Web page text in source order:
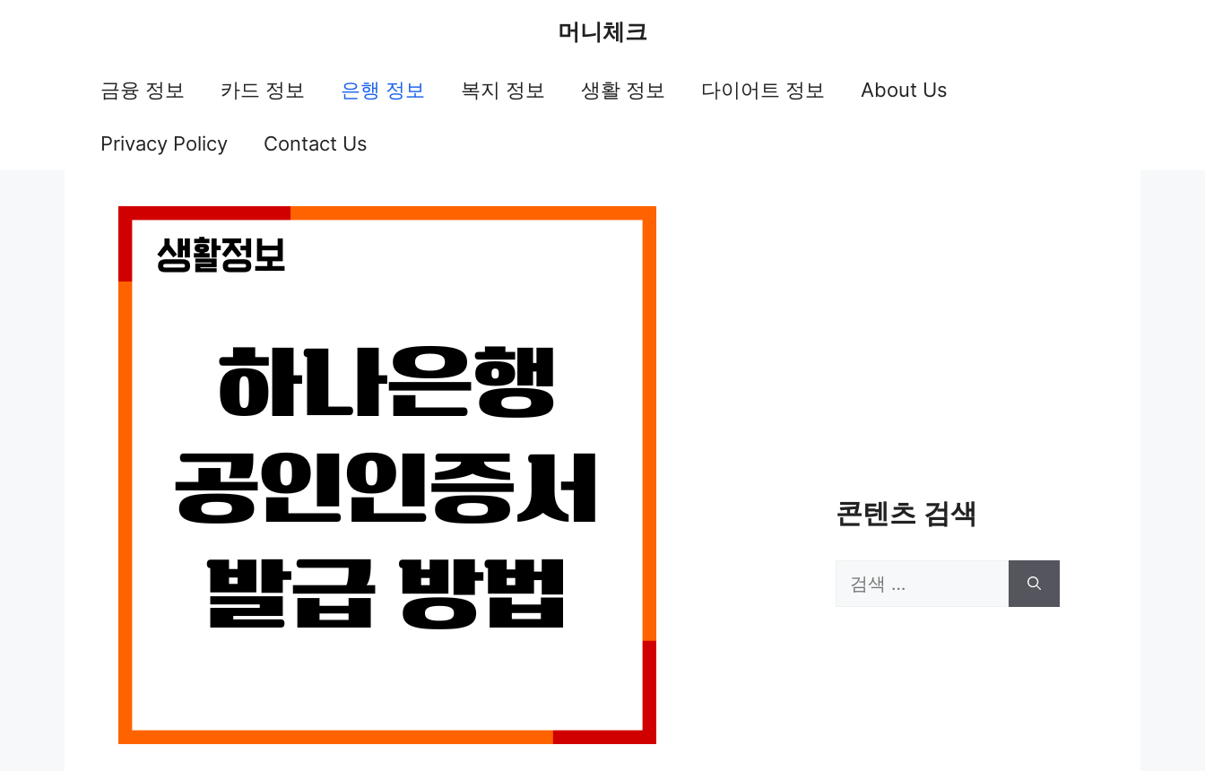
머니체크
금융 정보 카드 정보 은행 정보 복지 정보 생활 정보 다이어트 정보 About Us
Privacy Policy Contact Us
콘텐츠 검색
검